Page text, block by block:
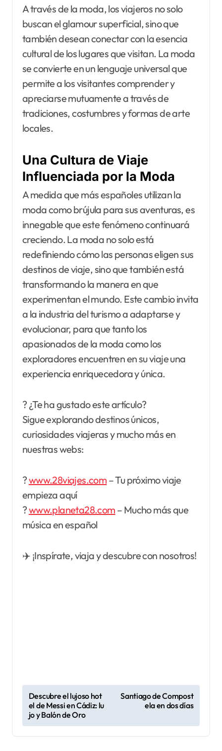
A través de la moda, los viajeros no solo
buscan el glamour superficial, sino que
también desean conectar con la esencia
cultural de los lugares que visitan. La moda
se convierte en un lenguaje universal que
permite a los visitantes comprender y
apreciarse mutuamente a través de
tradiciones, costumbres y formas de arte
locales.
Una Cultura de Viaje
Influenciada por la Moda
A medida que más españoles utilizan la
moda como brújula para sus aventuras, es
innegable que este fenómeno continuará
creciendo. La moda no solo está
redefiniendo cómo las personas eligen sus
destinos de viaje, sino que también está
transformando la manera en que
experimentan el mundo. Este cambio invita
a la industria del turismo a adaptarse y
evolucionar, para que tanto los
apasionados de la moda como los
exploradores encuentren en su viaje una
experiencia enriquecedora y única.
? ¿Te ha gustado este artículo?
Sigue explorando destinos únicos,
curiosidades viajeras y mucho más en
nuestras webs:
?www.28viajes.com – Tu próximo viaje
empieza aquí
?www.planeta28.com – Mucho más que
música en español
✈️ ¡Inspírate, viaja y descubre con nosotros!
N
a
v
Descubre el lujoso hot
el de Messi en Cádiz: lu
jo y Balón de Oro
Santiago de Compost
ela en dos días